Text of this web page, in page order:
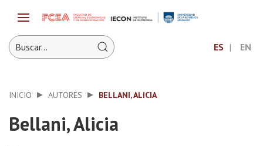
ES EN
INICIO AUTORES BELLANI, ALICIA
Bellani, Alicia